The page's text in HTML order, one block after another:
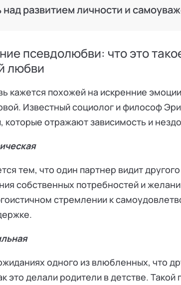
над развитием личности и
псевдолюбви: что это
любви
кажется похожей на искренние
Известный социолог и философ
которые отражают зависимость и
тем, что один партнер видит
собственных потребностей и
стремлении к
одного из влюбленных, что
это делали родители в детстве. Такой